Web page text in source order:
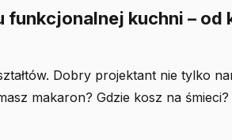
funkcjonalnej kuchni – od
Dobry projektant nie tylko
makaron? Gdzie kosz na